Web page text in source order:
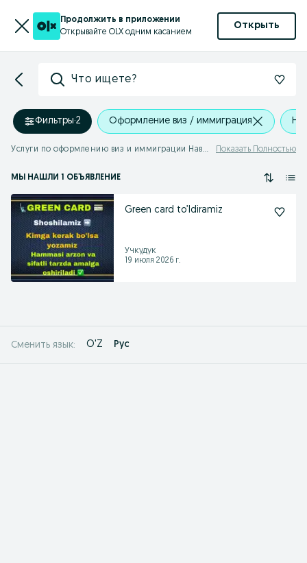
Продолжить в приложении
Открывайте OLX одним касанием
Открыть
Что ищете?
Фильтры·2 Оформление виз / иммиграция
Услуги по оформлению виз и иммиграции Навоийская область Показать Полностью
МЫ НАШЛИ 1 ОБЪЯВЛЕНИЕ
Green card to’ldiramiz
Учкудук
19 июля 2026 г.
Сменить язык: O'Z Рус